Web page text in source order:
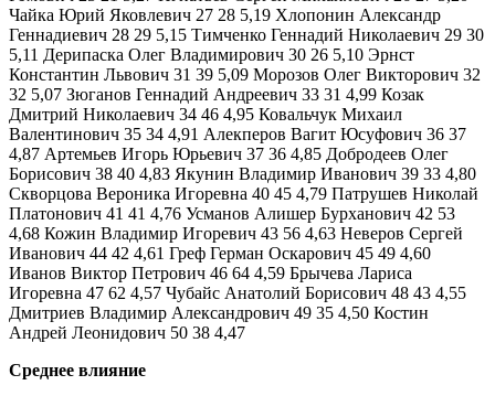
Чайка Юрий Яковлевич 27 28 5,19 Хлопонин Александр
Геннадиевич 28 29 5,15 Тимченко Геннадий Николаевич 29 30
5,11 Дерипаска Олег Владимирович 30 26 5,10 Эрнст
Константин Львович 31 39 5,09 Морозов Олег Викторович 32
32 5,07 Зюганов Геннадий Андpеевич 33 31 4,99 Козак
Дмитрий Николаевич 34 46 4,95 Ковальчук Михаил
Валентинович 35 34 4,91 Алекперов Вагит Юсуфович 36 37
4,87 Артемьев Игорь Юрьевич 37 36 4,85 Добродеев Олег
Борисович 38 40 4,83 Якунин Владимир Иванович 39 33 4,80
Скворцова Вероника Игоревна 40 45 4,79 Патрушев Николай
Платонович 41 41 4,76 Усманов Алишер Бурханович 42 53
4,68 Кожин Владимир Игоревич 43 56 4,63 Неверов Сергей
Иванович 44 42 4,61 Греф Герман Оскарович 45 49 4,60
Иванов Виктор Петрович 46 64 4,59 Брычева Лариса
Игоревна 47 62 4,57 Чубайс Анатолий Боpисович 48 43 4,55
Дмитриев Владимир Александрович 49 35 4,50 Костин
Андрей Леонидович 50 38 4,47
Среднее влияние